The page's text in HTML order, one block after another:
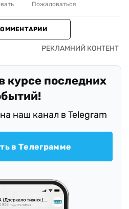
Пожаловаться
курсе последних
наш канал в Telegram
в Телеграмме